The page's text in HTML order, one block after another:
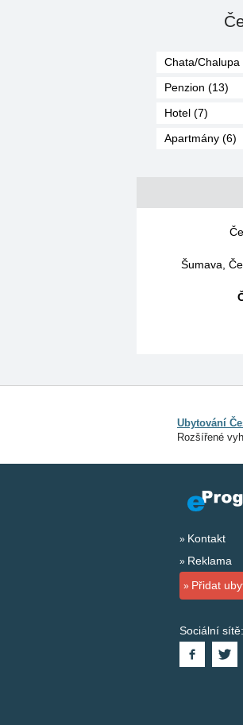
Chata/Chalupa
Penzion (13)
Hotel (7)
Apartmány (6)
Šumava,
Ubytování
Rozšířené
Kontakt
Reklama
Přidat
Sociální sítě: